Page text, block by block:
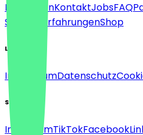
Für FirmenKontaktJobsFAQ
Support
ErfahrungenShop
Legal
ImpressumDatenschutz
Social
InstagramTikTokFacebook